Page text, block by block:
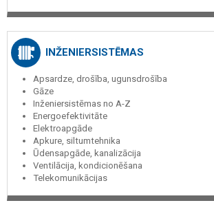
INŽENIERSISTĒMAS
Apsardze, drošība, ugunsdrošība
Gāze
Inženiersistēmas no A-Z
Energoefektivitāte
Elektroapgāde
Apkure, siltumtehnika
Ūdensapgāde, kanalizācija
Ventilācija, kondicionēšana
Telekomunikācijas